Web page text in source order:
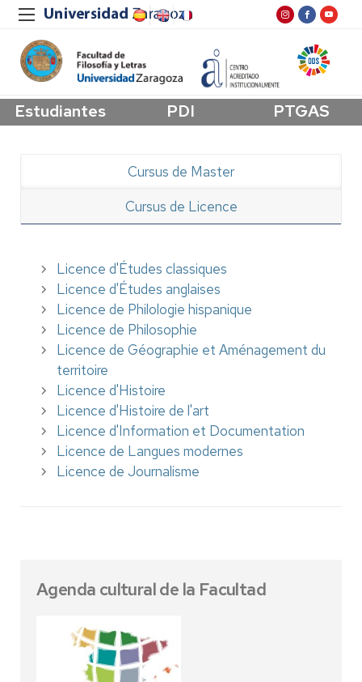
Estudiantes PDI PTGAS
Cursus de Licence
Cursus de Master
Licence d'Études classiques
Licence d'Études anglaises
Licence de Philologie hispanique
Licence de Philosophie
Licence de Géographie et Aménagement du
territoire
Licence d'Histoire
Licence d'Histoire de l'art
Licence d'Information et Documentation
Licence de Langues modernes
Licence de Journalisme
Agenda cultural de la Facultad